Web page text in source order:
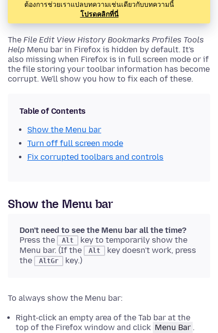
ต้องการช่วยเราแปลบทความเช่นเดียวกับบทความนี้
โปรดคลิกที่นี่
The File Edit View History Bookmarks Profiles Tools
Help Menu bar in Firefox is hidden by default. It's
also missing when Firefox is in full screen mode or if
the file storing your toolbar information has become
corrupt. We'll show you how to fix each of these.
Table of Contents
Show the Menu bar
Turn off full screen mode
Fix corrupted toolbars and controls
Show the Menu bar
Don't need to see the Menu bar all the time?
Press the
Alt
key to temporarily show the
Menu bar. (If the
Alt
key doesn't work, press
the
AltGr key.)
To always show the Menu bar:
Right-click an empty area of the Tab bar at the
top of the Firefox window and click Menu Bar .